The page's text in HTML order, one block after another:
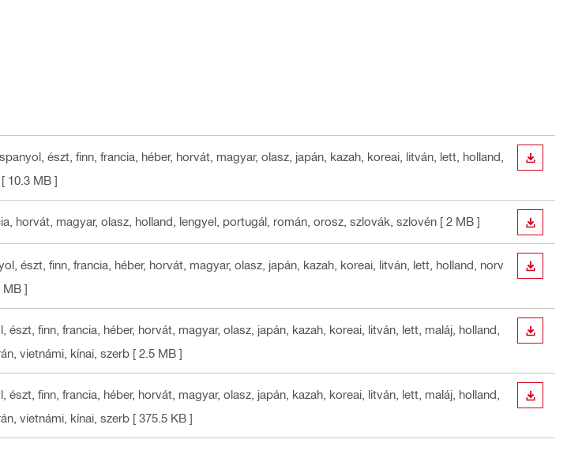
észt, finn, francia, héber, horvát, magyar, olasz, japán, kazah, koreai, litván, lett, holland,
[ 10.3 MB ]
horvát, magyar, olasz, holland, lengyel, portugál, román, orosz, szlovák, szlovén [ 2 MB ]
észt, finn, francia, héber, horvát, magyar, olasz, japán, kazah, koreai, litván, lett, holland, norv
MB ]
finn, francia, héber, horvát, magyar, olasz, japán, kazah, koreai, litván, lett, maláj, holland,
vietnámi, kínai, szerb [ 2.5 MB ]
finn, francia, héber, horvát, magyar, olasz, japán, kazah, koreai, litván, lett, maláj, holland,
vietnámi, kínai, szerb [ 375.5 KB ]